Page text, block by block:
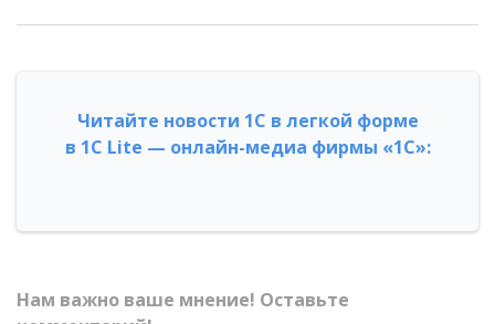
Читайте новости 1С в легкой форме
в 1С Lite — онлайн-медиа фирмы «1С»:
Нам важно ваше мнение! Оставьте